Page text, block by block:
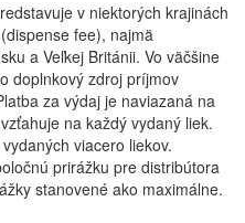
v niektorých krajinách
fee), najmä
a Veľkej Británii. Vo väčšine
doplnkový zdroj príjmov
za výdaj je naviazaná na
na každý vydaný liek.
viacero liekov.
prirážku pre distribútora
stanovené ako maximálne.